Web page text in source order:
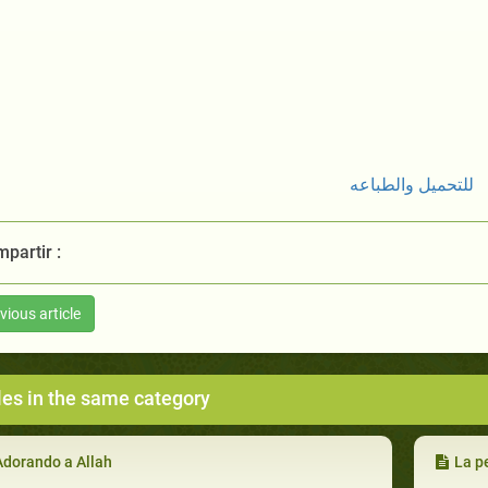
للتحميل والطباعه
:
article
in the same category
a Allah La